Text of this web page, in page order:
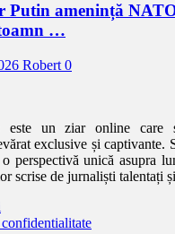
Putin amenință
…
Robert 0
este un ziar online care
exclusive și captivante.
perspectivă unică asupra
scrise de jurnaliști talentați